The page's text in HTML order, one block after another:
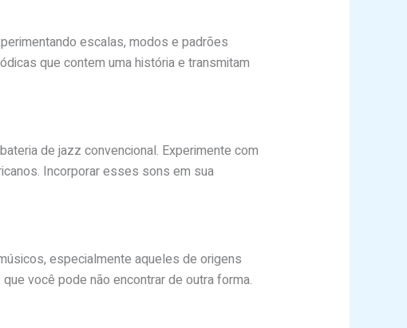
escalas, modos e padrões
que contem uma história e transmitam
de jazz convencional. Experimente com
Incorporar esses sons em sua
especialmente aqueles de origens
você pode não encontrar de outra forma.